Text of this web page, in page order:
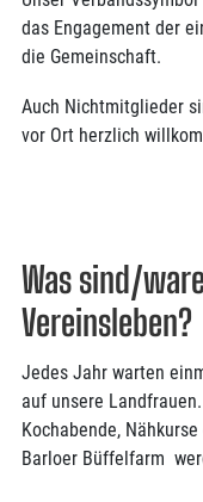
das Engagement der
die Gemeinschaft.
Auch Nichtmitglieder
vor Ort herzlich
Was sind/
Vereinsleben?
Jedes Jahr warten
auf unsere
Kochabende,
Barloer Büffelfarm